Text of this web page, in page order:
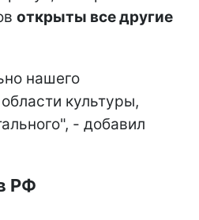
открыты все другие
нашего
культуры,
- добавил
РФ